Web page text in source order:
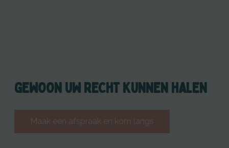
GEWOON UW RECHT KUNNEN HALEN
Maak een afspraak en kom langs